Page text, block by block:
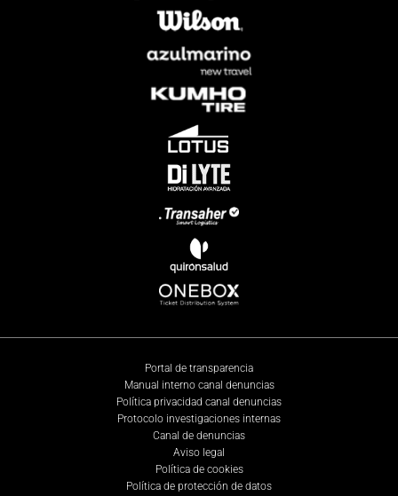
Portal de transparencia
Manual interno canal denuncias
Política privacidad canal denuncias
Protocolo investigaciones internas
Canal de denuncias
Aviso legal
Política de cookies
Política de protección de datos